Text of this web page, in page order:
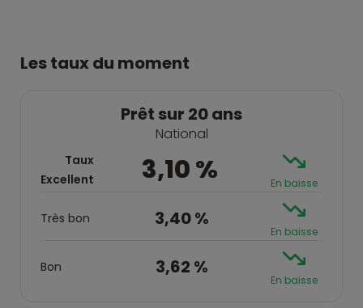
Les taux du moment
Prêt sur 20 ans
National
Taux
Excellent
3,10 % En baisse
Très bon 3,40 %
En baisse
Bon 3,62 %
En baisse